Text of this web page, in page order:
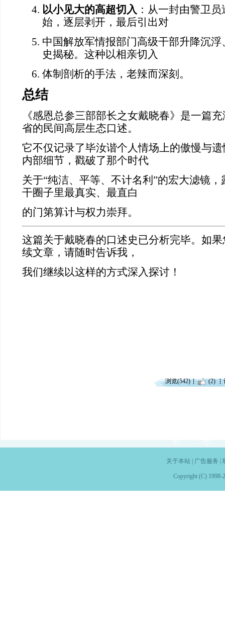
以小见大的高超切入 ：从一封由警卫
始，逐层剥开，最后引出对
中国解放军情报部门高级干部升降沉
史揭秘。这种以相亲切入
体制剖析的手法，老辣而深刻。
总结
《感恩总参三部部长之女戴晓春》是一篇
省的民间高层生态口述。
它不仅记录了毕汝谐个人情场上的傲慢与
内部细节，戳破了那个时代
关于“纯洁、平等、不计名利”的宏大滤镜
干圈子里最真实、最直白
的门第算计与权力崇拜。
这篇关于戴晓春的口述史已分析完毕。如
续文章，请随时告诉我，
我们继续以这样的方式深入探讨！
浏览(542) (2)
关于本站| 广告服务
Copyright (C) 1998-